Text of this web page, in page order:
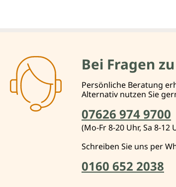
Bei Fragen
Persönliche Beratung
Alternativ nutzen Sie
07626 974 9700
(Mo-Fr 8-20 Uhr, Sa 8-12
Schreiben Sie uns per
0160 652 2038